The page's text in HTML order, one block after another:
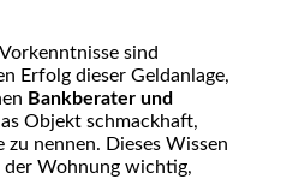
sind
Erfolg dieser Geldanlage,
Bankberater und
Objekt schmackhaft,
nennen. Dieses Wissen
Wohnung wichtig,